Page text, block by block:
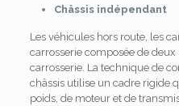
Châssis indépendant
Les véhicules hors route, les
carrosserie composée de
carrosserie. La technique de
châssis utilise un cadre rigide
poids, de moteur et de